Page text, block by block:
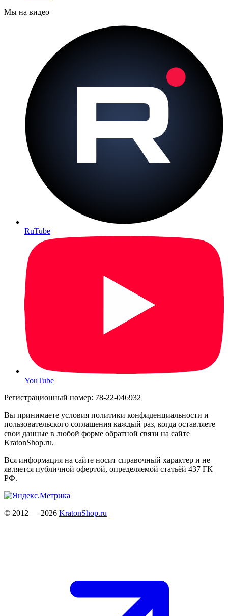
Мы на видео
RuTube
YouTube
Регистрационный номер: 78-22-046932
Вы принимаете условия политики конфиденциальности и
пользовательского соглашения каждый раз, когда оставляете
свои данные в любой форме обратной связи на сайте
KratonShop.ru.
Вся информация на сайте носит справочный характер и не
является публичной офертой, определяемой статьёй 437 ГК
РФ.
© 2012 — 2026 KratonShop.ru